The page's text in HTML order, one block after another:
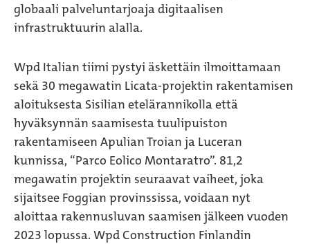
globaali palveluntarjoaja digitaalisen
infrastruktuurin alalla.
Wpd Italian tiimi pystyi äskettäin ilmoittamaan
sekä 30 megawatin Licata-projektin rakentamisen
aloituksesta Sisilian etelärannikolla että
hyväksynnän saamisesta tuulipuiston
rakentamiseen Apulian Troian ja Luceran
kunnissa, “Parco Eolico Montaratro”. 81,2
megawatin projektin seuraavat vaiheet, joka
sijaitsee Foggian provinssissa, voidaan nyt
aloittaa rakennusluvan saamisen jälkeen vuoden
2023 lopussa. Wpd Construction Finlandin